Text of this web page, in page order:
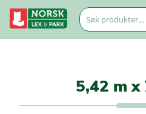
Søk
etter:
5,42 m x